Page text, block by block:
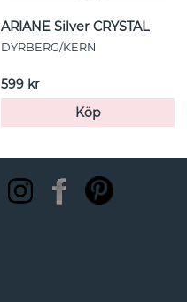
ARIANE Silver CRYSTAL
DYRBERG/KERN
599 kr
Köp